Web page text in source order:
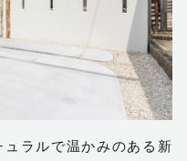
All Rights Reserved.
Terms of Serviceapply.
ラルで温かみのある新